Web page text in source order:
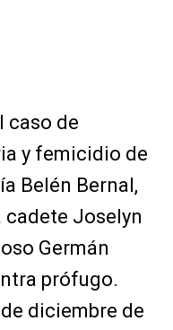
caso de
y femicidio de
Belén Bernal,
cadete Joselyn
Germán
prófugo.
diciembre de